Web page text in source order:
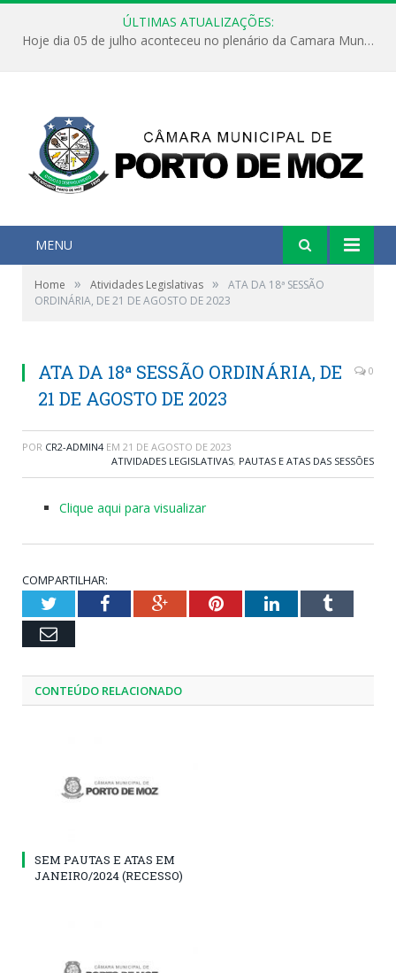
ÚLTIMAS ATUALIZAÇÕES:
Hoje dia 05 de julho aconteceu no plenário da Camara Municipal de Porto de Moz a Sessão Solene de Abertura dos Trabalhos Legislativos 2º Período da 23ª Legislatura
MENU
Home » Atividades Legislativas »
ATA DA 18ª SESSÃO
ORDINÁRIA, DE 21 DE AGOSTO DE 2023
ATA DA 18ª SESSÃO ORDINÁRIA, DE
21 DE AGOSTO DE 2023
0
POR CR2-ADMIN4 EM 21 DE AGOSTO DE 2023
ATIVIDADES LEGISLATIVAS, PAUTAS E ATAS DAS SESSÕES
Clique aqui para visualizar
COMPARTILHAR:
TwitterFacebookGoogle+PinterestLinkedInTumblr
Email
CONTEÚDO RELACIONADO
SEM PAUTAS E ATAS EM
JANEIRO/2024 (RECESSO)